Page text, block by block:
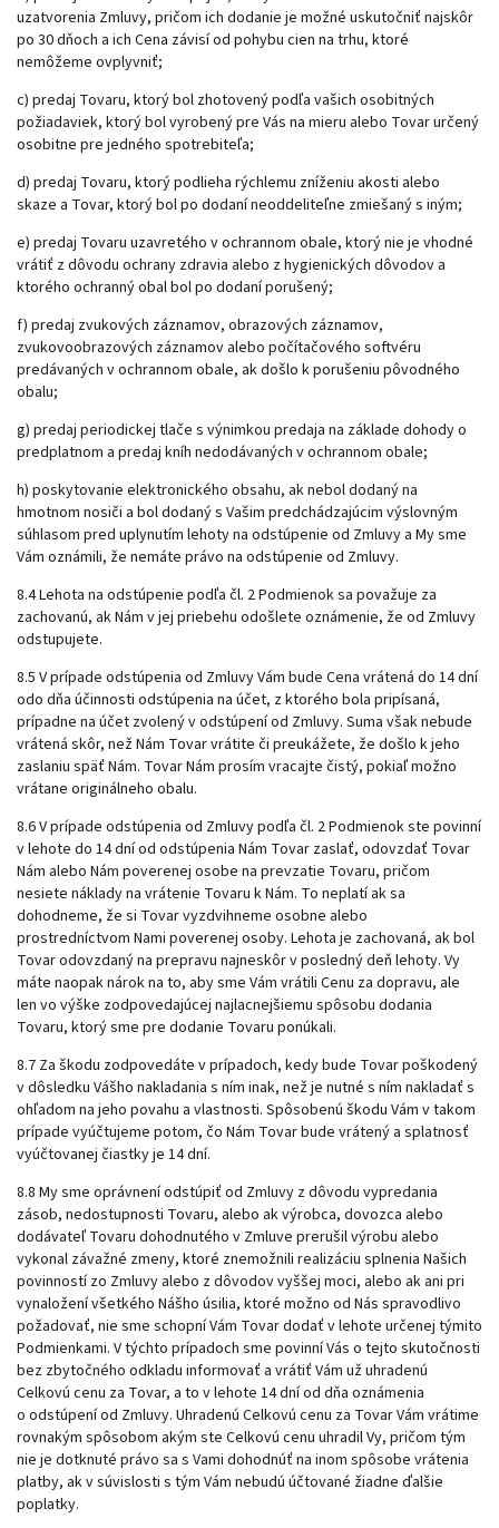
uzatvorenia Zmluvy, pričom ich dodanie je možné uskutočniť najskôr
po 30 dňoch a ich Cena závisí od pohybu cien na trhu, ktoré
nemôžeme ovplyvniť;
c) predaj Tovaru, ktorý bol zhotovený podľa vašich osobitných
požiadaviek, ktorý bol vyrobený pre Vás na mieru alebo Tovar určený
osobitne pre jedného spotrebiteľa;
d) predaj Tovaru, ktorý podlieha rýchlemu zníženiu akosti alebo
skaze a Tovar, ktorý bol po dodaní neoddeliteľne zmiešaný s iným;
e) predaj Tovaru uzavretého v ochrannom obale, ktorý nie je vhodné
vrátiť z dôvodu ochrany zdravia alebo z hygienických dôvodov a
ktorého ochranný obal bol po dodaní porušený;
f) predaj zvukových záznamov, obrazových záznamov,
zvukovoobrazových záznamov alebo počítačového softvéru
predávaných v ochrannom obale, ak došlo k porušeniu pôvodného
obalu;
g) predaj periodickej tlače s výnimkou predaja na základe dohody o
predplatnom a predaj kníh nedodávaných v ochrannom obale;
h) poskytovanie elektronického obsahu, ak nebol dodaný na
hmotnom nosiči a bol dodaný s Vašim predchádzajúcim výslovným
súhlasom pred uplynutím lehoty na odstúpenie od Zmluvy a My sme
Vám oznámili, že nemáte právo na odstúpenie od Zmluvy.
8.4 Lehota na odstúpenie podľa čl. 2 Podmienok sa považuje za
zachovanú, ak Nám v jej priebehu odošlete oznámenie, že od Zmluvy
odstupujete.
8.5 V prípade odstúpenia od Zmluvy Vám bude Cena vrátená do 14 dní
odo dňa účinnosti odstúpenia na účet, z ktorého bola pripísaná,
prípadne na účet zvolený v odstúpení od Zmluvy. Suma však nebude
vrátená skôr, než Nám Tovar vrátite či preukážete, že došlo k jeho
zaslaniu späť Nám. Tovar Nám prosím vracajte čistý, pokiaľ možno
vrátane originálneho obalu.
8.6 V prípade odstúpenia od Zmluvy podľa čl. 2 Podmienok ste povinní
v lehote do 14 dní od odstúpenia Nám Tovar zaslať, odovzdať Tovar
Nám alebo Nám poverenej osobe na prevzatie Tovaru, pričom
nesiete náklady na vrátenie Tovaru k Nám. To neplatí ak sa
dohodneme, že si Tovar vyzdvihneme osobne alebo
prostredníctvom Nami poverenej osoby. Lehota je zachovaná, ak bol
Tovar odovzdaný na prepravu najneskôr v posledný deň lehoty. Vy
máte naopak nárok na to, aby sme Vám vrátili Cenu za dopravu, ale
len vo výške zodpovedajúcej najlacnejšiemu spôsobu dodania
Tovaru, ktorý sme pre dodanie Tovaru ponúkali.
8.7 Za škodu zodpovedáte v prípadoch, kedy bude Tovar poškodený
v dôsledku Vášho nakladania s ním inak, než je nutné s ním nakladať s
ohľadom na jeho povahu a vlastnosti. Spôsobenú škodu Vám v takom
prípade vyúčtujeme potom, čo Nám Tovar bude vrátený a splatnosť
vyúčtovanej čiastky je 14 dní.
8.8 My sme oprávnení odstúpiť od Zmluvy z dôvodu vypredania
zásob, nedostupnosti Tovaru, alebo ak výrobca, dovozca alebo
dodávateľ Tovaru dohodnutého v Zmluve prerušil výrobu alebo
vykonal závažné zmeny, ktoré znemožnili realizáciu splnenia Našich
povinností zo Zmluvy alebo z dôvodov vyššej moci, alebo ak ani pri
vynaložení všetkého Nášho úsilia, ktoré možno od Nás spravodlivo
požadovať, nie sme schopní Vám Tovar dodať v lehote určenej týmito
Podmienkami. V týchto prípadoch sme povinní Vás o tejto skutočnosti
bez zbytočného odkladu informovať a vrátiť Vám už uhradenú
Celkovú cenu za Tovar, a to v lehote 14 dní od dňa oznámenia
o odstúpení od Zmluvy. Uhradenú Celkovú cenu za Tovar Vám vrátime
rovnakým spôsobom akým ste Celkovú cenu uhradil Vy, pričom tým
nie je dotknuté právo sa s Vami dohodnúť na inom spôsobe vrátenia
platby, ak v súvislosti s tým Vám nebudú účtované žiadne ďalšie
poplatky.